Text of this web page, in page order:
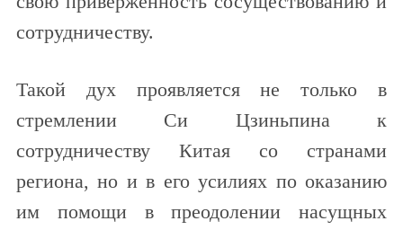
сотрудничеству.
Такой дух проявляется не только в
стремлении Си Цзиньпина к
сотрудничеству Китая со странами
региона, но и в его усилиях по оказанию
им помощи в преодолении насущных